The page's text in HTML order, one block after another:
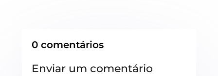
0 comentários
Enviar um comentário